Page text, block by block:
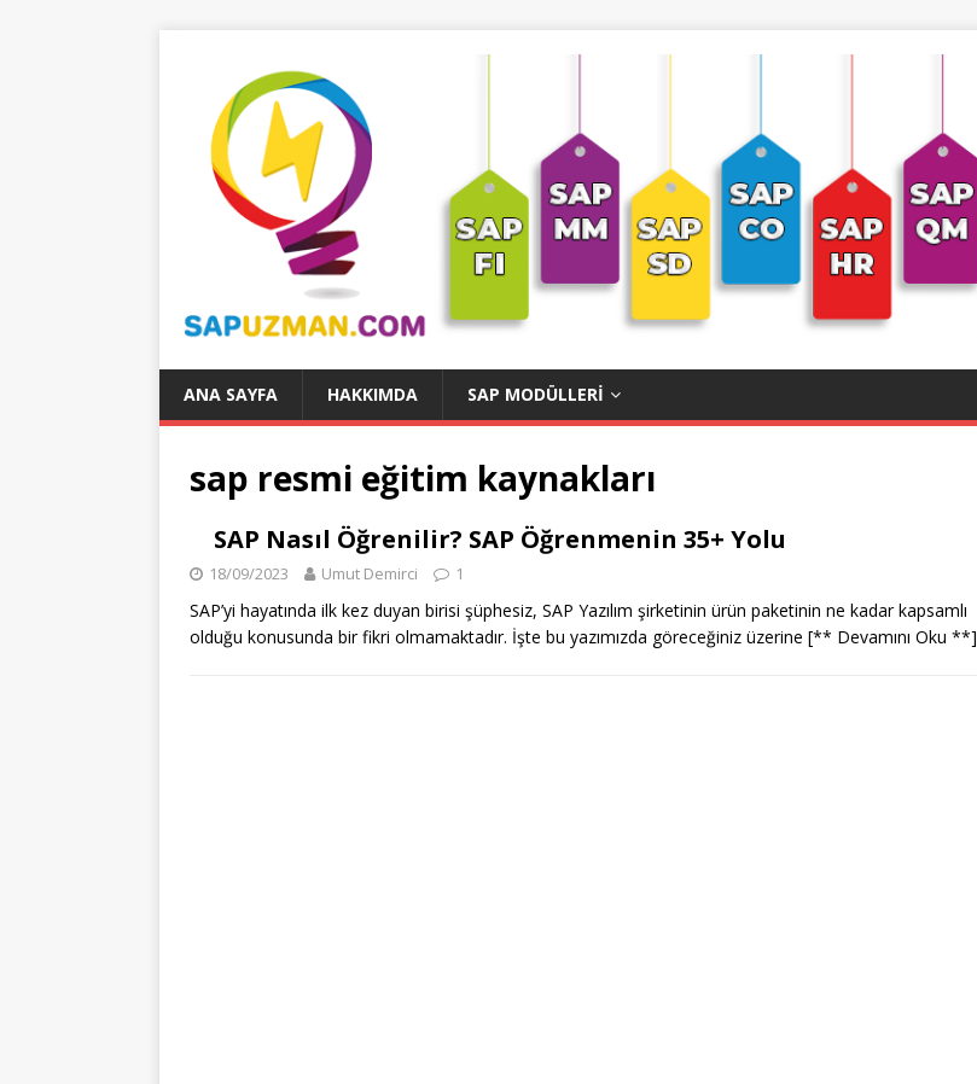
ANA SAYFA HAKKIMDA SAP MODÜLLERI
sap resmi eğitim kaynakları
SAP Nasıl Öğrenilir? SAP Öğrenmenin 35+ Yolu
18/09/2023 Umut Demirci 1
SAP’yi hayatında ilk kez duyan birisi şüphesiz, SAP Yazılım şirketinin ürün paketinin ne kadar kapsamlı
olduğu konusunda bir fikri olmamaktadır. İşte bu yazımızda göreceğiniz üzerine [** Devamını Oku **]